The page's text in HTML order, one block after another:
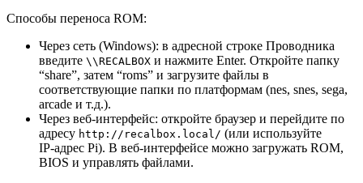
Способы переноса ROM:
Через сеть (Windows): в адресной строке Проводника
введите \\RECALBOX и нажмите Enter. Откройте папку
“share”, затем “roms” и загрузите файлы в
соответствующие папки по платформам (nes, snes, sega,
arcade и т.д.).
Через веб‑интерфейс: откройте браузер и перейдите по
адресу http://recalbox.local/ (или используйте
IP‑адрес Pi). В веб‑интерфейсе можно загружать ROM,
BIOS и управлять файлами.